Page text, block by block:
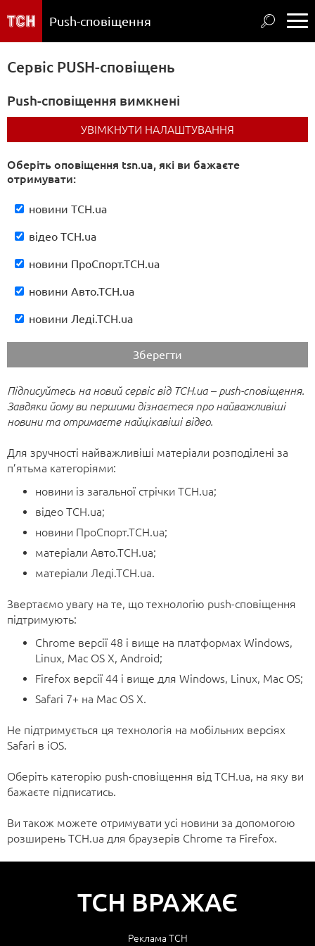
Push-сповіщення
Україна
Економіка
ВипускиТСН Блоги
Авто
Наука та ІТ
Спецпроекти Інтерв’ю
Сервіс PUSH-сповіщень
Push-сповіщення вимкнені
УВІМКНУТИ НАЛАШТУВАННЯ
Оберіть oповіщення tsn.ua, які ви бажаєте
отримувати:
новини ТСН.ua
відео ТСН.ua
новини ПроСпорт.ТСН.ua
новини Авто.ТСН.uа
новини Леді.ТСН.uа
Підписуйтесь на новий сервіс від ТСН.ua – push-сповіщення.
Завдяки йому ви першими дізнаєтеся про найважливіші
новини та отримаєте найцікавіші відео.
Для зручності найважливіші матеріали розподілені за
п’ятьма категоріями:
новини із загальної стрічки ТСН.ua;
відео ТСН.ua;
новини ПроСпорт.ТСН.ua;
матеріали Авто.ТСН.uа;
матеріали Леді.ТСН.uа.
Звертаємо увагу на те, що технологію push-сповіщення
підтримують:
Chrome версії 48 і вище на платформах Windows,
Linux, Mac OS X, Android;
Firefox версії 44 і вище для Windows, Linux, Mac OS;
Safari 7+ на Mac OS X.
Не підтримується ця технологія на мобільних версіях
Safari в iOS.
Оберіть категорію push-сповіщення від ТСН.ua, на яку ви
бажаєте підписатись.
Ви також можете отримувати усі новини за допомогою
розширень ТСН.ua для браузерів Chrome та Firefox.
ТСН ВРАЖАЄ
Реклама ТСН